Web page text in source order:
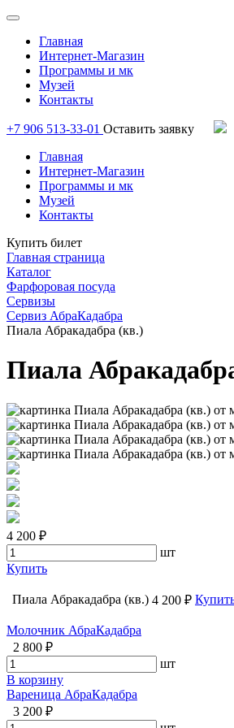
Главная
Интернет-Магазин
Программы и мк
Музей
Контакты
+7 906 513-33-01 Оставить заявку
Главная
Интернет-Магазин
Программы и мк
Музей
Контакты
Купить билет
Главная страница
Каталог
Фарфоровая посуда
Сервизы
Сервиз АбраКадабра
Пиала Абракадабра (кв.)
Пиала
4 200 ₽
шт
Купить
Пиала Абракадабра (кв.) 4 200 ₽
Молочник АбраКадабра
2 800 ₽
шт
В корзину
Вареница АбраКадабра
3 200 ₽